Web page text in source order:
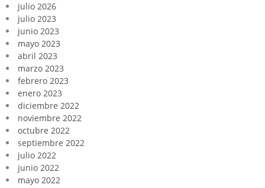
julio 2026
julio 2023
junio 2023
mayo 2023
abril 2023
marzo 2023
febrero 2023
enero 2023
diciembre 2022
noviembre 2022
octubre 2022
septiembre 2022
julio 2022
junio 2022
mayo 2022